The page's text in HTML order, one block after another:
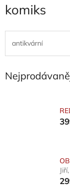
komiks
antikvární